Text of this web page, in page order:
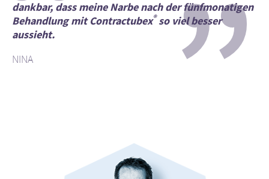
dankbar, dass meine Narbe nach der fünfmonatigen
Behandlung mit Contractubex®so viel besser
aussieht.
NINA
”